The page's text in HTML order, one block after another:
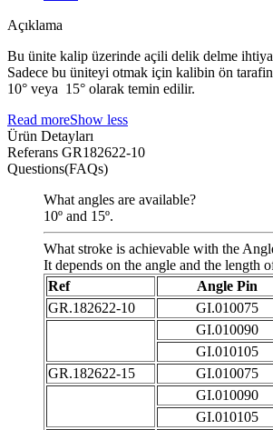
Açıklama
Bu ünite kalip üzerinde açili delik delme
Sadece bu üniteyi otmak için kalibin ön
10° veya 15° olarak temin edilir.
Read moreShow less
Ürün Detayları
Referans GR182622-10
Questions(FAQs)
What angles are available?
10º and 15º.
What stroke is achievable with the
It depends on the angle and the length
Ref
Angle Pin
GR.182622-10
GI.010075
GI.010090
GI.010105
GR.182622-15
GI.010075
GI.010090
GI.010105